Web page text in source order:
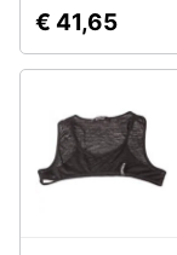
€ 41,65